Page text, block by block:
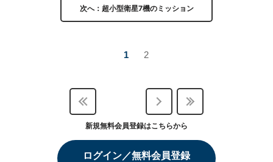
次へ：超小型衛星7機のミッション
1 2
新規無料会員登録はこちらから
ログイン／無料会員登録